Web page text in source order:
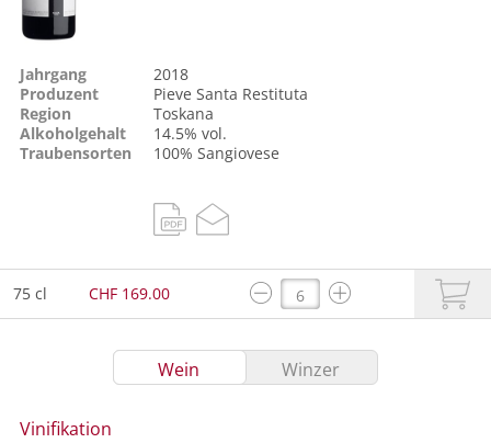
Jahrgang
2018
Produzent
Pieve Santa Restituta
Region
Toskana
Alkoholgehalt
14.5% vol.
Traubensorten
100% Sangiovese
75 cl CHF 169.00
Wein Winzer
Vinifikation